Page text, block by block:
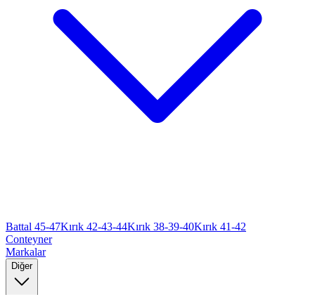
Battal 45-47Kırık 42-43-44Kırık 38-39-40Kırık 41-42
Conteyner
Markalar
Diğer